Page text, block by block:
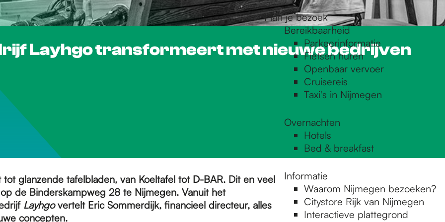
Plan je bezoek
Bereikbaarheid
Parkeerinformatie
Fietsen huren
Openbaar vervoer
Cruisereis
Taxi's in Nijmegen
Overnachten
Hotels
Bed & breakfast
Informatie
Waarom Nijmegen bezoeken?
Citystore Rijk van Nijmegen
Interactieve plattegrond
Layhgo transformeert met nieuwe bedrijven
tot glanzende tafelbladen, van Koeltafel tot D-BAR. Dit en veel
de Binderskampweg 28 te Nijmegen. Vanuit het
Layhgovertelt Eric Sommerdijk, financieel directeur, alles
concepten.